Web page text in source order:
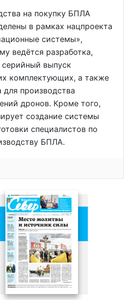
на покупку БПЛА
в рамках нацпроекта
системы»,
ведётся разработка,
серийный выпуск
комплектующих, а также
производства
дронов. Кроме того,
создание системы
специалистов по
БПЛА.